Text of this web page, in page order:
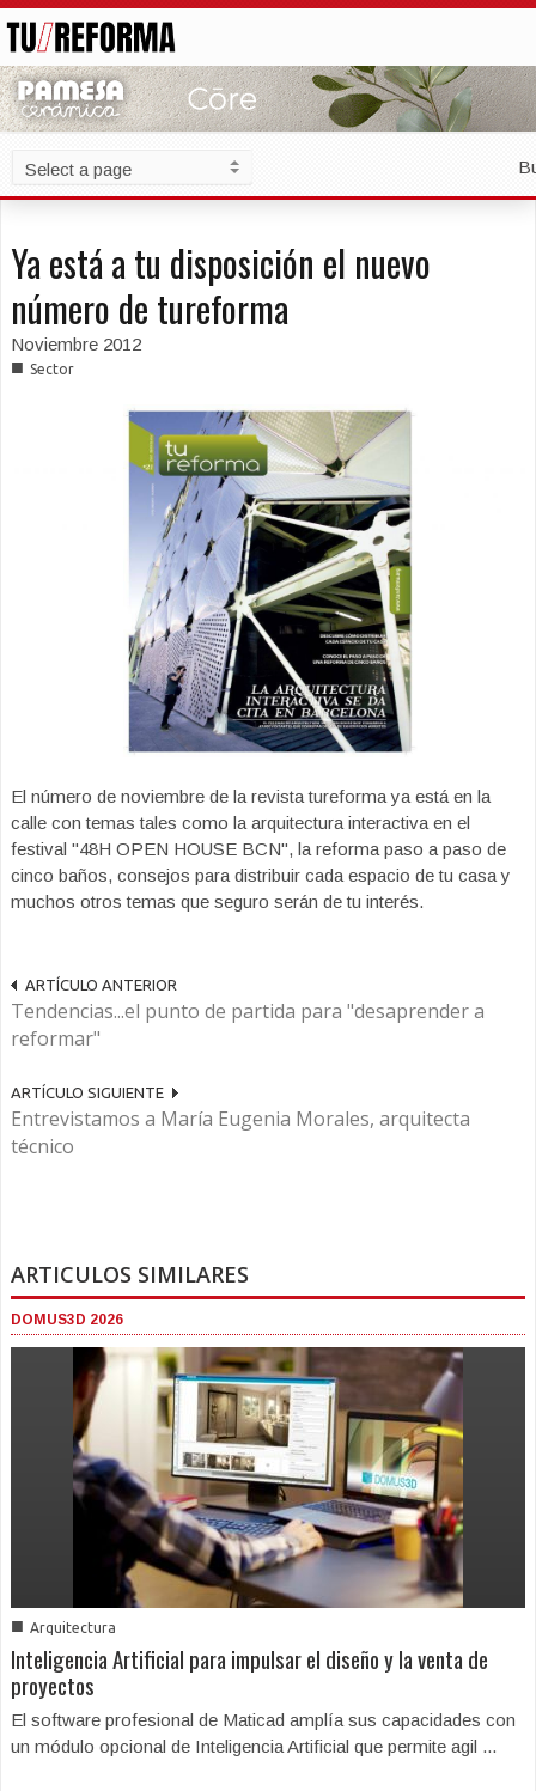
Ya está a tu disposición el nuevo
número de tureforma
Noviembre 2012
■ Sector
El número de noviembre de la revista tureforma ya está en la
calle con temas tales como la arquitectura interactiva en el
festival "48H OPEN HOUSE BCN", la reforma paso a paso de
cinco baños, consejos para distribuir cada espacio de tu casa y
muchos otros temas que seguro serán de tu interés.
ARTÍCULO ANTERIOR
Tendencias...el punto de partida para "desaprender a
reformar"
ARTÍCULO SIGUIENTE
Entrevistamos a María Eugenia Morales, arquitecta
técnico
ARTICULOS SIMILARES
DOMUS3D 2026
■ Arquitectura
Inteligencia Artificial para impulsar el diseño y la venta de
proyectos
El software profesional de Maticad amplía sus capacidades con
un módulo opcional de Inteligencia Artificial que permite agil ...